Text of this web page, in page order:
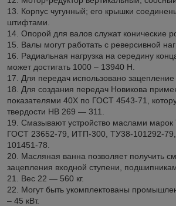
13. Корпус чугунный; его крышки
штифтами.
14. Опорой для валов служат конические
15. Валы могут работать с реверсивной
16. Радиальная нагрузка на середину
может достигать 1000 – 13940 Н.
17. Для передач использовано зацепление
18. Для создания передач Новикова
показателями 40Х по ГОСТ 4543-71,
твердости НВ 269 — 311.
19. Смазывают устройство маслами
ГОСТ 23652-79, ИТП-300, TУ38-101292-
101451-78.
20. Масляная ванна позволяет получить
зацепления входной ступени,
21. Вес 22 — 560 кг.
22. Могут быть укомплектованы
– 45 кВт.